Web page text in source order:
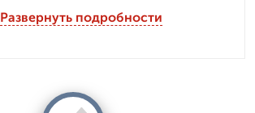
Развернуть подробности